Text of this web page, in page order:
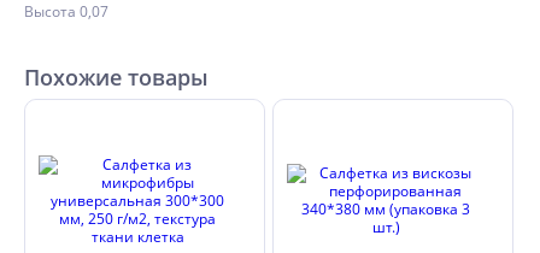
Высота 0,07
Похожие товары